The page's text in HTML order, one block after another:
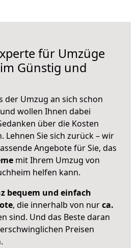
für Umzüge
Günstig und
der Umzug an sich schon
wollen Ihnen dabei
über die Kosten
Lehnen Sie sich zurück – wir
Angebote für Sie, das
mit Ihrem Umzug von
helfen kann.
bequem und einfach
, die innerhalb von nurca.
sind. Und das Beste daran
Preisen